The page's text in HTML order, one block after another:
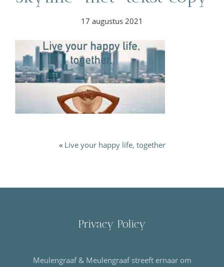
17 augustus 2021
« Live your happy life, together
Privacy Policy
Meulengraaf & Meulengraaf streeft ernaar om